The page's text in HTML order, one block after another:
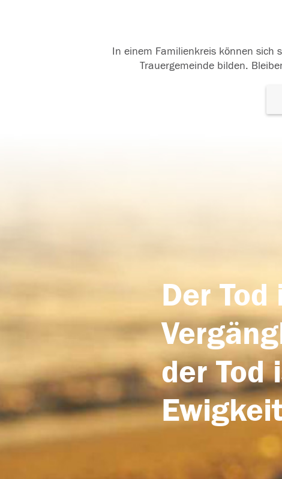
In einem Familienkreis können sich
Trauergemeinde bilden.
Der
der Tod